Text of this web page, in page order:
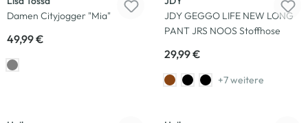
Damen Cityjogger "Mia"
49,99 €
JDY GEGGO LIFE NEW LONG
PANT JRS NOOS Stoffhose
29,99 €
+7 weitere